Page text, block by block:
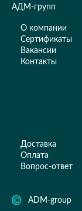
АДМ-групп
О компании
Сертификаты
Вакансии
Контакты
Доставка
Оплата
Вопрос-ответ
ADM-group